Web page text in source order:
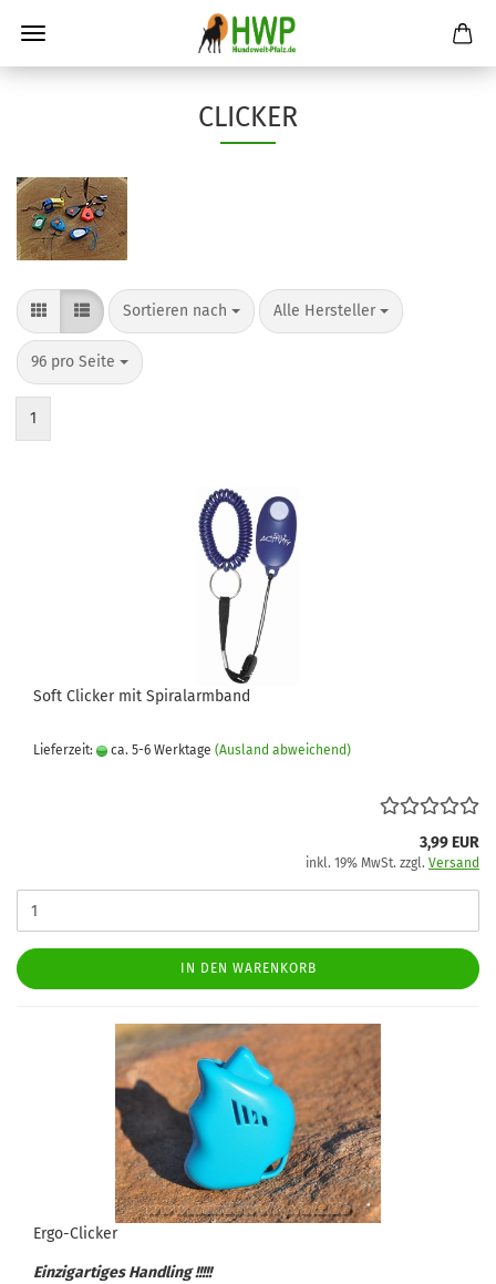
CLICKER
Sortieren nach
Sortieren nach Alle Hersteller
pro Seite
96 pro Seite
pro Seite
1
Soft Clicker mit Spiralarmband
Lieferzeit: ca. 5-6 Werktage (Ausland abweichend)
3,99 EUR
inkl. 19% MwSt. zzgl. Versand
IN DEN WARENKORB
Ergo-Clicker
Einzigartiges Handling !!!!!